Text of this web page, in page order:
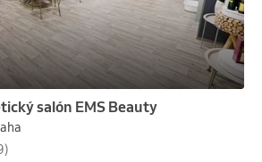
salón EMS Beauty